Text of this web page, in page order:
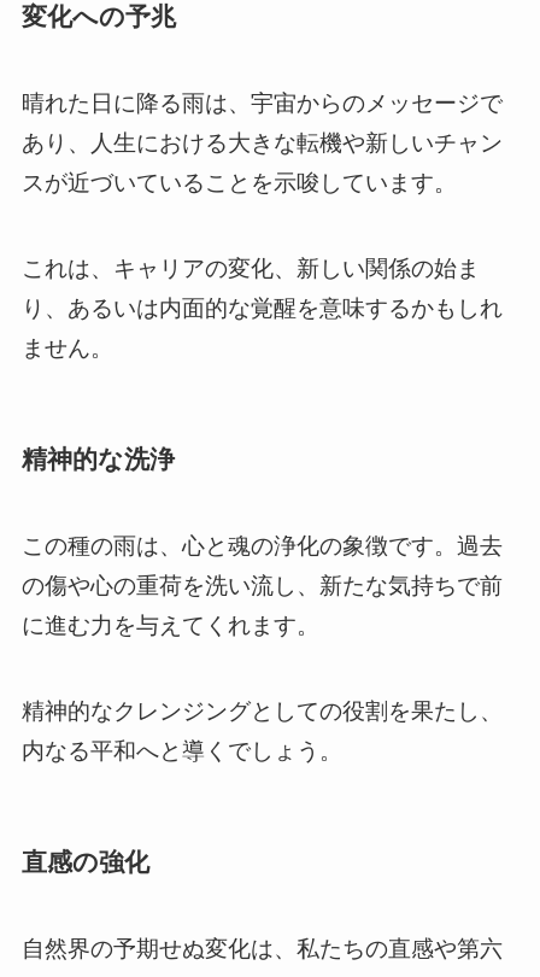
変化への予兆
晴れた日に降る雨は、宇宙からのメッセージで
あり、人生における大きな転機や新しいチャン
スが近づいていることを示唆しています。
これは、キャリアの変化、新しい関係の始ま
り、あるいは内面的な覚醒を意味するかもしれ
ません。
精神的な洗浄
この種の雨は、心と魂の浄化の象徴です。過去
の傷や心の重荷を洗い流し、新たな気持ちで前
に進む力を与えてくれます。
精神的なクレンジングとしての役割を果たし、
内なる平和へと導くでしょう。
直感の強化
自然界の予期せぬ変化は、私たちの直感や第六